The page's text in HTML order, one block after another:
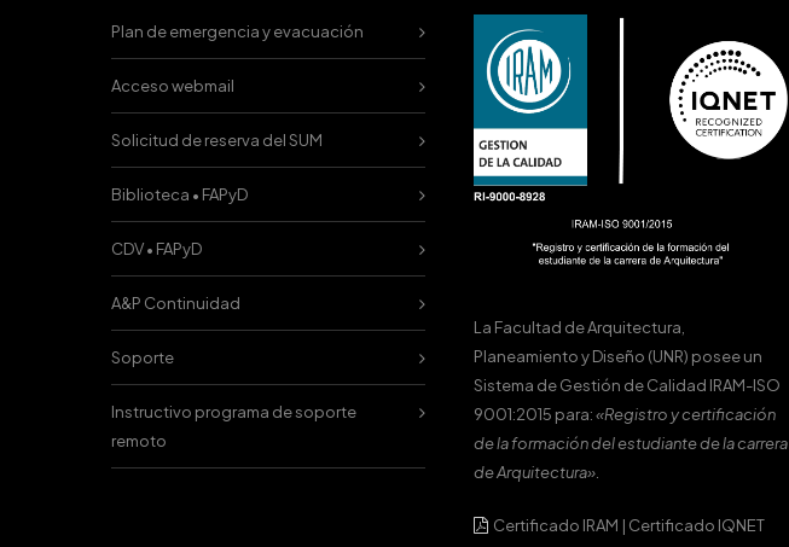
Plan de emergencia y evacuación
Acceso webmail
Solicitud de reserva del SUM
Biblioteca • FAPyD
CDV • FAPyD
A&P Continuidad
Soporte
Instructivo programa de soporte
remoto
La Facultad de Arquitectura,
Planeamiento y Diseño (UNR) posee un
Sistema de Gestión de Calidad IRAM-ISO
9001:2015 para:«Registro y certificación
de la formación del estudiante de la carrera
de Arquitectura».
Certificado IRAM | Certificado IQNET